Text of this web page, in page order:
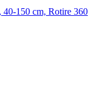
150 cm, Rotire 360